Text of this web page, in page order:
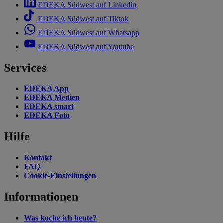
EDEKA Südwest auf Linkedin
EDEKA Südwest auf Tiktok
EDEKA Südwest auf Whatsapp
EDEKA Südwest auf Youtube
Services
EDEKA App
EDEKA Medien
EDEKA smart
EDEKA Foto
Hilfe
Kontakt
FAQ
Cookie-Einstellungen
Informationen
Was koche ich heute?